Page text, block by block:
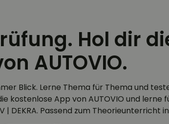
Hol dir
AUTOVIO.
Blick. Lerne Thema für Thema und
kostenlose App von AUTOVIO und lerne
| DEKRA. Passend zum Theorieunterricht